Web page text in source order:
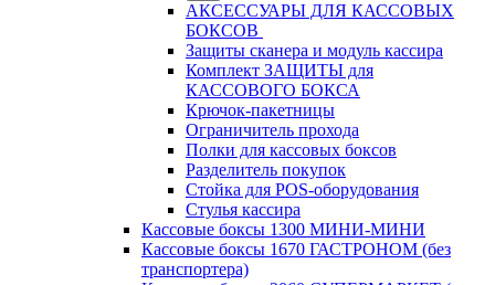
АКСЕССУАРЫ ДЛЯ КАССОВЫХ
БОКСОВ
Защиты сканера и модуль кассира
Комплект ЗАЩИТЫ для
КАССОВОГО БОКСА
Крючок-пакетницы
Ограничитель прохода
Полки для кассовых боксов
Разделитель покупок
Стойка для POS-оборудования
Стулья кассира
Кассовые боксы 1300 МИНИ-МИНИ
Кассовые боксы 1670 ГАСТРОНОМ (без
транспортера)